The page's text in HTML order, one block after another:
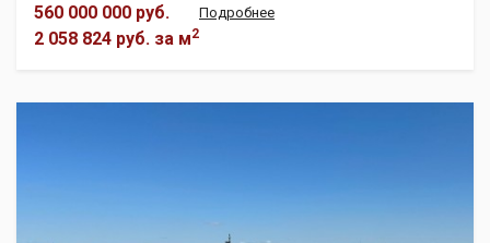
560 000 000 руб.
2 058 824 руб. за м2
Подробнее